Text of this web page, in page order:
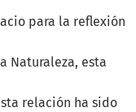
para la reflexión
Naturaleza, esta
relación ha sido